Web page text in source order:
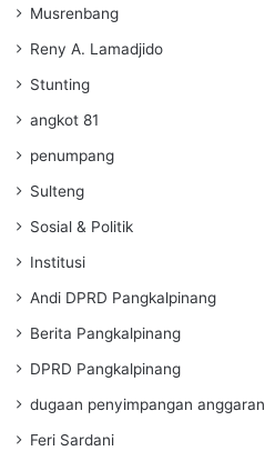
Musrenbang
Reny A. Lamadjido
Stunting
angkot 81
penumpang
Sulteng
Sosial & Politik
Institusi
Andi DPRD Pangkalpinang
Berita Pangkalpinang
DPRD Pangkalpinang
dugaan penyimpangan anggaran
Feri Sardani